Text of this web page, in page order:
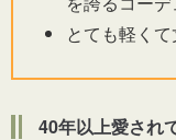
とても軽く
40年以上愛され